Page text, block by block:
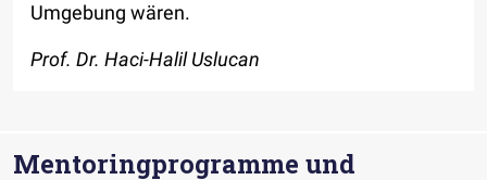
Umgebung wären.
Prof. Dr. Haci-Halil Uslucan
Mentoringprogramme und